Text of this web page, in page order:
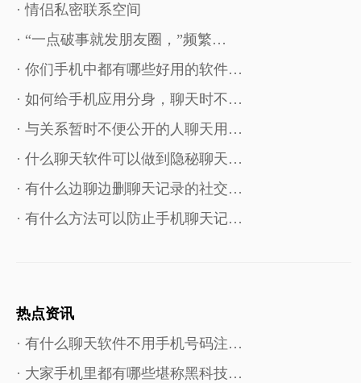
· 情侣私密联系空间
· “一点破事就发朋友圈，”频繁…
· 你们手机中都有哪些好用的软件…
· 如何给手机应用分身，聊天时不…
· 与关系暂时不便公开的人聊天用…
· 什么聊天软件可以做到隐秘聊天…
· 有什么边聊边删聊天记录的社交…
· 有什么方法可以防止手机聊天记…
热点资讯
· 有什么聊天软件不用手机号码注…
· 大家手机里都有哪些堪称黑科技…